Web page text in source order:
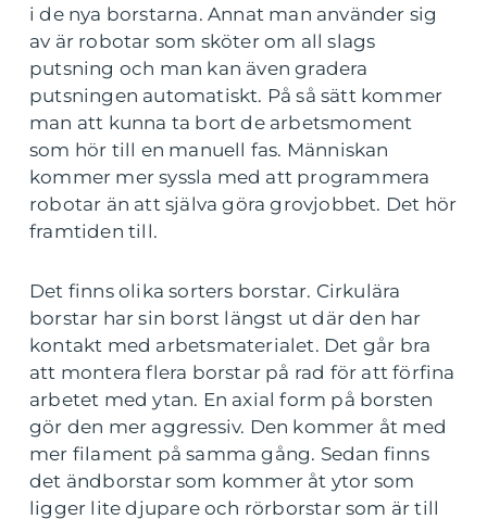
i de nya borstarna. Annat man använder sig
av är robotar som sköter om all slags
putsning och man kan även gradera
putsningen automatiskt. På så sätt kommer
man att kunna ta bort de arbetsmoment
som hör till en manuell fas. Människan
kommer mer syssla med att programmera
robotar än att själva göra grovjobbet. Det hör
framtiden till.
Det finns olika sorters borstar. Cirkulära
borstar har sin borst längst ut där den har
kontakt med arbetsmaterialet. Det går bra
att montera flera borstar på rad för att förfina
arbetet med ytan. En axial form på borsten
gör den mer aggressiv. Den kommer åt med
mer filament på samma gång. Sedan finns
det ändborstar som kommer åt ytor som
ligger lite djupare och rörborstar som är till